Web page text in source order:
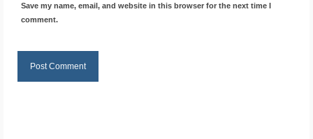
Save my name, email, and website in this browser for the next time I
comment.